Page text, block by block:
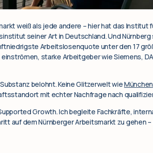
weiß als jede andere – hier hat das Institut
seiner Art in Deutschland. Und
Arbeitslosenquote unter den 17
starke Arbeitgeber wie Siemens,
belohnt. Keine Glitzerwelt wieMünchen
mit echter Nachfrage nach
Growth. Ich begleite Fachkräfte,
auf dem Nürnberger Arbeitsmarkt zu gehen –